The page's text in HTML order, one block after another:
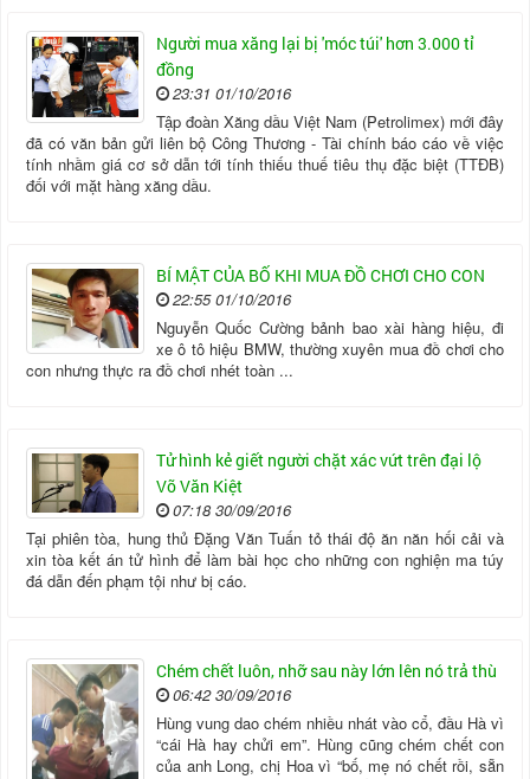
Người mua xăng lại bị 'móc túi' hơn 3.000 tỉ
đồng
23:31 01/10/2016
Tập đoàn Xăng dầu Việt Nam (Petrolimex) mới đây
đã có văn bản gửi liên bộ Công Thương - Tài chính báo cáo về việc
tính nhầm giá cơ sở dẫn tới tính thiếu thuế tiêu thụ đặc biệt (TTĐB)
đối với mặt hàng xăng dầu.
BÍ MẬT CỦA BỐ KHI MUA ĐỒ CHƠI CHO CON
22:55 01/10/2016
Nguyễn Quốc Cường bảnh bao xài hàng hiệu, đi
xe ô tô hiệu BMW, thường xuyên mua đồ chơi cho
con nhưng thực ra đồ chơi nhét toàn ...
Tử hình kẻ giết người chặt xác vứt trên đại lộ
Võ Văn Kiệt
07:18 30/09/2016
Tại phiên tòa, hung thủ Đặng Văn Tuấn tỏ thái độ ăn năn hối cải và
xin tòa kết án tử hình để làm bài học cho những con nghiện ma túy
đá dẫn đến phạm tội như bị cáo.
Chém chết luôn, nhỡ sau này lớn lên nó trả thù
06:42 30/09/2016
Hùng vung dao chém nhiều nhát vào cổ, đầu Hà vì
“cái Hà hay chửi em”. Hùng cũng chém chết con
của anh Long, chị Hoa vì “bố, mẹ nó chết rồi, sẵn